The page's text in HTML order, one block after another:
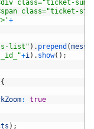
class="ticket-
class="ticket-
+
list" ) . prepend (
+i ) . show( ) ;
{
:
true
) ;